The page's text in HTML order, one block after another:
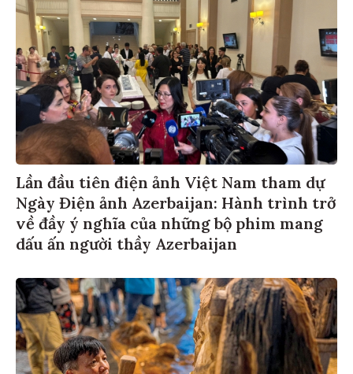
Lần đầu tiên điện ảnh Việt Nam tham dự
Ngày Điện ảnh Azerbaijan: Hành trình trở
về đầy ý nghĩa của những bộ phim mang
dấu ấn người thầy Azerbaijan